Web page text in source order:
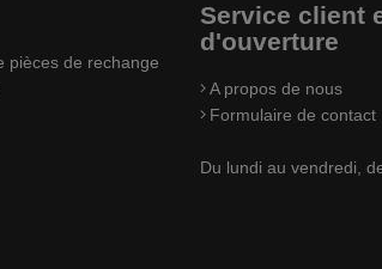
pièces de rechange
Service client
d'ouverture
A propos de nous
Formulaire de contact
Du lundi au vendredi,